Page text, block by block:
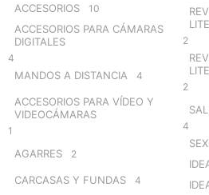
ACCESORIOS 10
ACCESORIOS PARA CÁMARAS
DIGITALES
4
MANDOS A DISTANCIA 4
ACCESORIOS PARA VÍDEO Y
VIDEOCÁMARAS
1
AGARRES 2
CARCASAS Y FUNDAS 4
2
2
4